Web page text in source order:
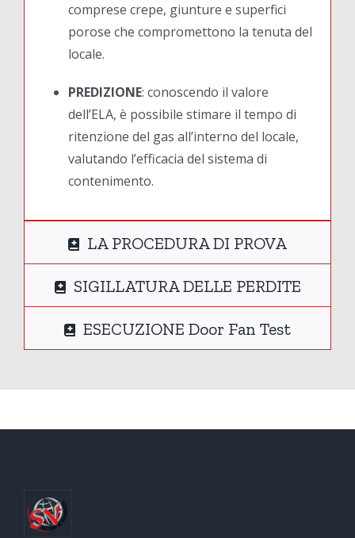
comprese crepe, giunture e superfici
porose che compromettono la tenuta del
locale.
PREDIZIONE: conoscendo il valore
dell’ELA, è possibile stimare il tempo di
ritenzione del gas all’interno del locale,
valutando l’efficacia del sistema di
contenimento.
LA PROCEDURA DI PROVA
SIGILLATURA DELLE PERDITE
ESECUZIONE Door Fan Test